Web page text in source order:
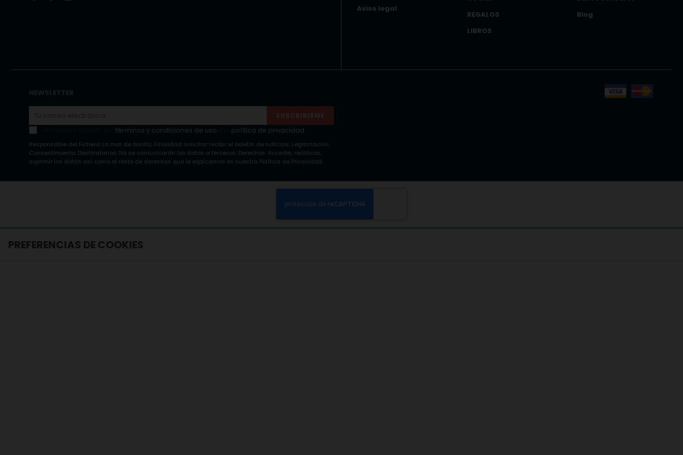
Aviso legal
REGALOS
LIBROS
Blog
NEWSLETTER
SUSCRIBIRME
términos y condiciones de uso política de privacidad
Responsable del Fichero: La mar de bonita; Finalidad: solicitar recibir el boletín de noticias; Legitimación:
Consentimiento; Destinatarios: No se comunicarán los datos a terceros; Derechos: Acceder, rectificar,
suprimir los datos así como el resto de derechos que le explicamos en nuestra Política de Privacidad.
PREFERENCIAS DE COOKIES